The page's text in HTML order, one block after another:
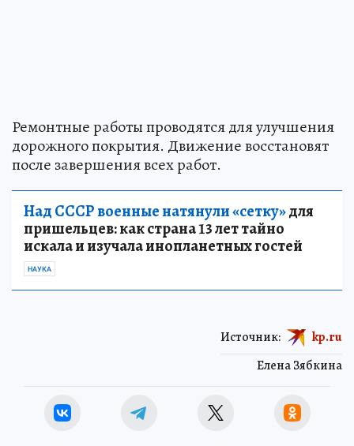
Ремонтные работы проводятся для улучшения
дорожного покрытия. Движение восстановят
после завершения всех работ.
Над СССР военные натянули «сетку»для
пришельцев: как страна 13 лет тайно
искала и изучала инопланетных гостей
НАУКА
Елена Зябкина
Источник: kp.ru